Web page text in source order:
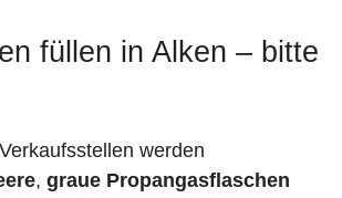
füllen in Alken – bitte
werden
, graue Propangasflaschen